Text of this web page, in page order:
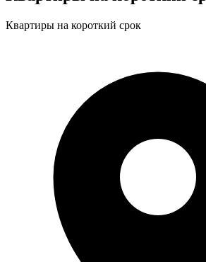
Квартиры на короткий срок